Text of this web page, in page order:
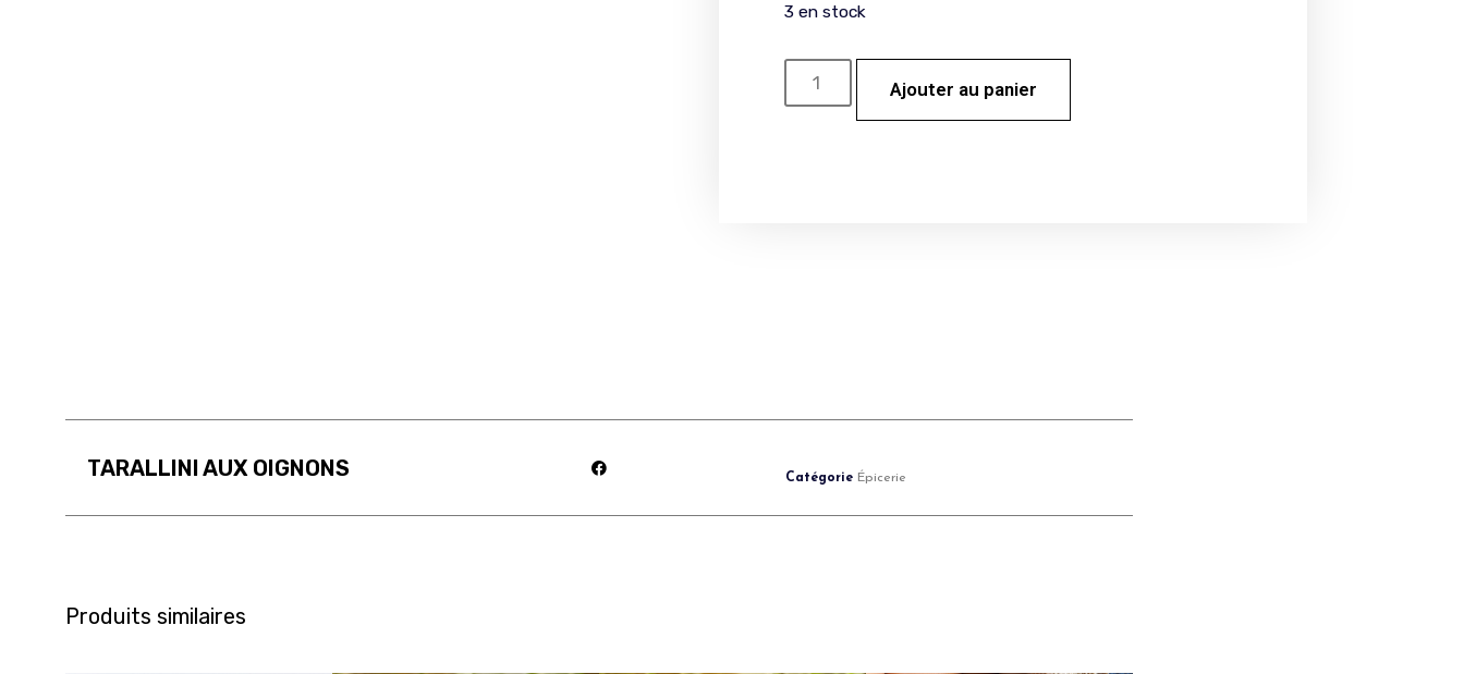
3 en stock
Ajouter au panier
TARALLINI AUX OIGNONS Catégorie Épicerie
Produits similaires